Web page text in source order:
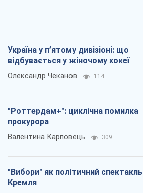
Україна у п’ятому дивізіоні: що
відбувається у жіночому хокеї
Олександр Чеканов 114
"Роттердам+": циклічна помилка
прокурора
Валентина Карповець 309
"Вибори" як політичний спектакль
Кремля